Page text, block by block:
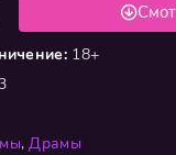
18+
,Драмы